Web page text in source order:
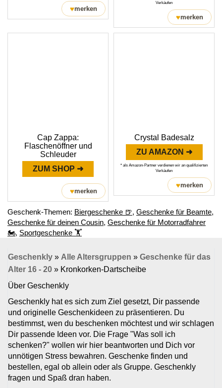
♥merken
Verkäufen
♥merken
Cap Zappa:
Flaschenöffner und
Schleuder
ZUM SHOP ➜
♥merken
Crystal Badesalz
ZU AMAZON ➜
* als Amazon-Partner verdienen wir an qualifizierten
Verkäufen
♥merken
Geschenk-Themen: Biergeschenke 🍺, Geschenke für Beamte,
Geschenke für deinen Cousin, Geschenke für Motorradfahrer
🏍️, Sportgeschenke ‭🏋
Geschenkly » Alle Altersgruppen » Geschenke für das
Alter 16 - 20 » Kronkorken-Dartscheibe
Über Geschenkly
Geschenkly hat es sich zum Ziel gesetzt, Dir passende
und originelle Geschenkideen zu präsentieren. Du
bestimmst, wen du beschenken möchtest und wir schlagen
Dir passende Ideen vor. Die Frage "Was soll ich
schenken?" wollen wir hier beantworten und Dich vor
unnötigen Stress bewahren. Geschenke finden und
bestellen, egal ob allein oder als Gruppe. Geschenkly
fragen und Spaß dran haben.